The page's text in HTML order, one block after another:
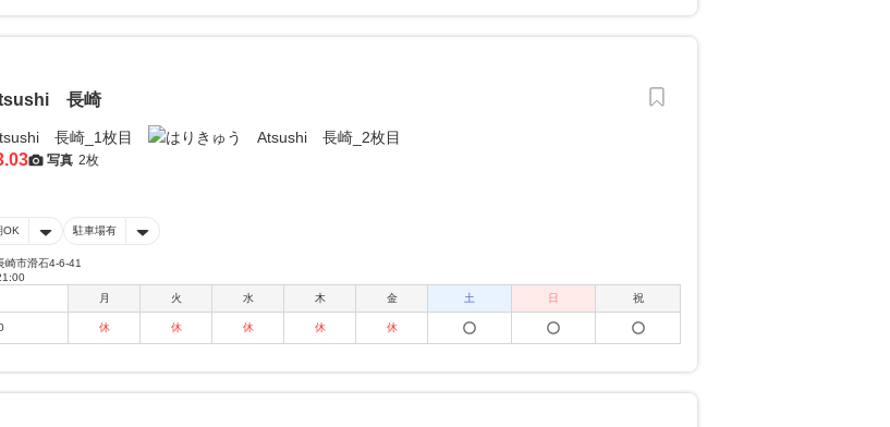
長崎
写真 2枚
OK 駐車場有
崎市滑石4-6-41
月
火 水 木 金 土 日 祝
休 休 休 休 休